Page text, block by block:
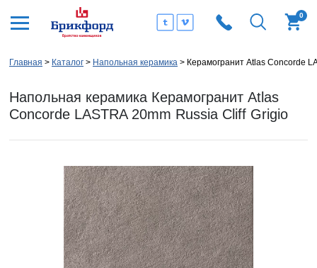
0
Главная Каталог Напольная керамика Керамогранит Atlas Concorde
Напольная керамика Керамогранит Atlas
Concorde LASTRA 20mm Russia Cliff Grigio